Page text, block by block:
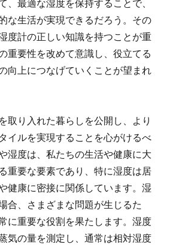
な生活が実現できるだろう。その
度計の正しい知識を持つことが重
重要性を改めて意識し、役立てる
向上につなげていくことが望まれ
取り入れた暮らしを公開し、より
イルを実現することを心がけるべ
湿度は、私たちの生活や健康に大
重要な要素であり、特に湿度は居
健康に密接に関係しています。湿
合、さまざまな問題が生じるた
に重要な役割を果たします。湿度
気の量を測定し、通常は相対湿度